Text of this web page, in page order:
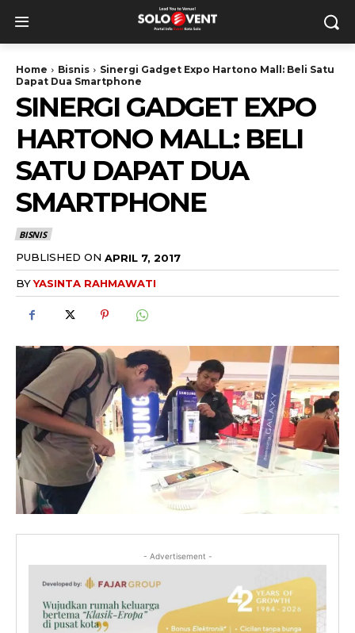
Home Bisnis
Sinergi Gadget Expo Hartono Mall: Beli Satu
Dapat Dua Smartphone
SINERGI GADGET EXPO
HARTONO MALL: BELI
SATU DAPAT DUA
SMARTPHONE
BISNIS
PUBLISHED ON APRIL 7, 2017
BYYASINTA RAHMAWATI
- Advertisement -